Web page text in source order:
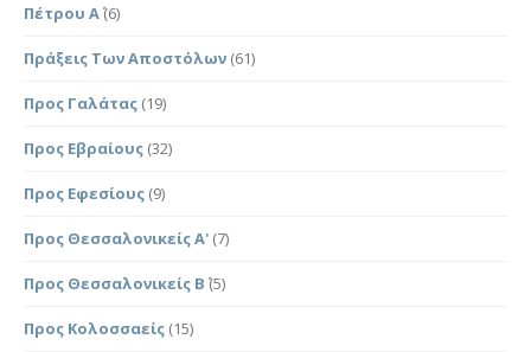
Πέτρου Α΄(6)
Πράξεις Των Αποστόλων (61)
Προς Γαλάτας (19)
Προς Εβραίους (32)
Προς Εφεσίους (9)
Προς Θεσσαλονικείς Α' (7)
Προς Θεσσαλονικείς Β΄ (5)
Προς Κολοσσαείς (15)